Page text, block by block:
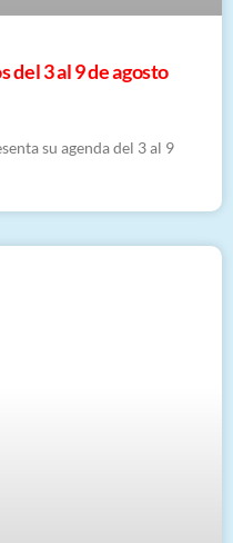
del 3 al 9 de agosto
su agenda del 3 al 9